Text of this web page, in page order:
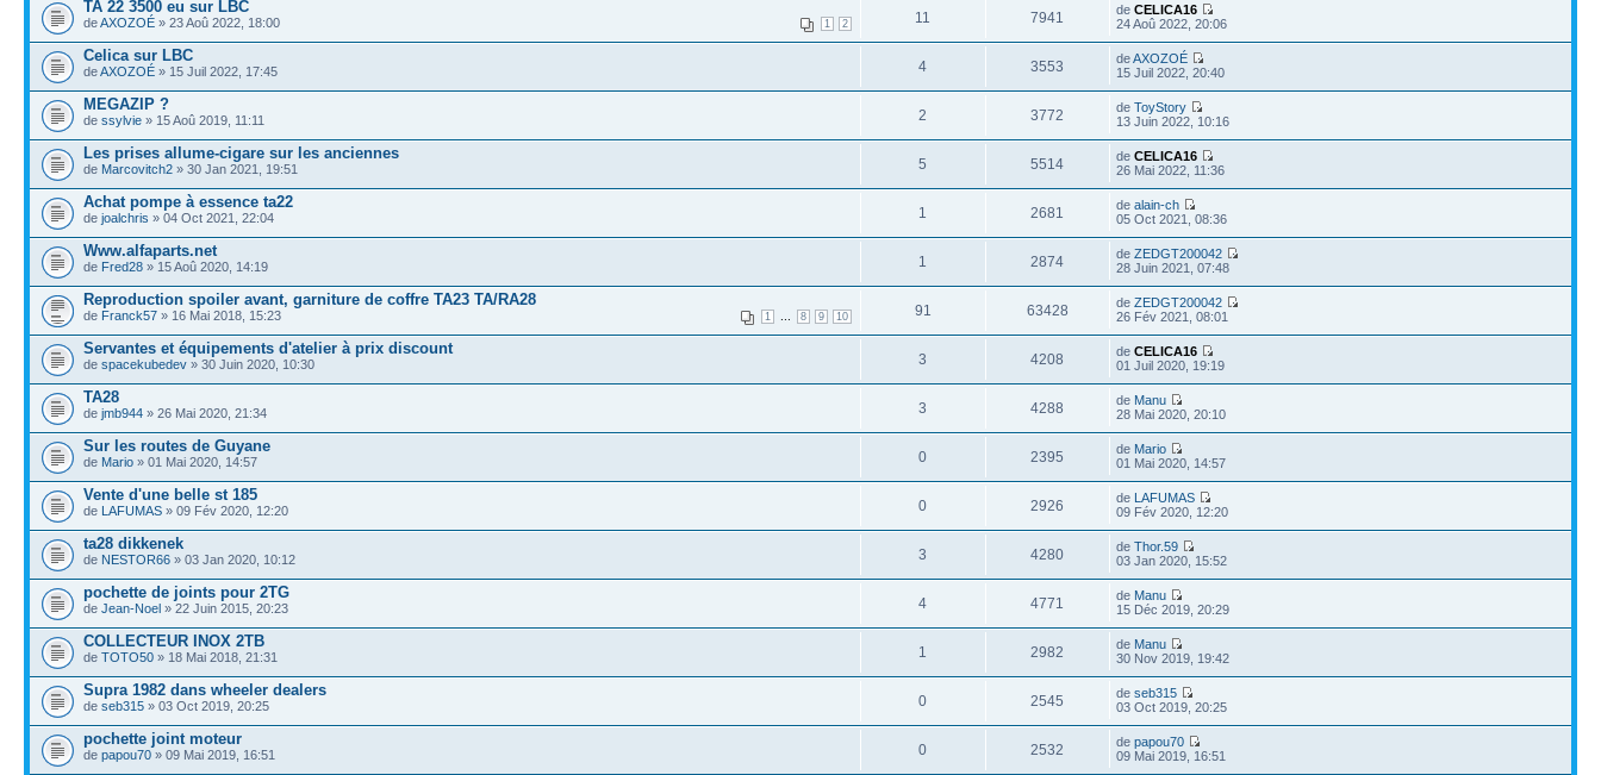
TA 22 3500 eu sur LBC
1 2
deAXOZOÉ » 23 Aoû 2022, 18:00 11 7941 deCELICA16
24 Aoû 2022, 20:06
Celica sur LBC
deAXOZOÉ » 15 Juil 2022, 17:45 4 3553 deAXOZOÉ
15 Juil 2022, 20:40
MEGAZIP ?
de ssylvie » 15 Aoû 2019, 11:11 2 3772 deToyStory
13 Juin 2022, 10:16
Les prises allume-cigare sur les anciennes
de Marcovitch2 » 30 Jan 2021, 19:51 5 5514 deCELICA16
26 Mai 2022, 11:36
Achat pompe à essence ta22
de joalchris » 04 Oct 2021, 22:04 1 2681 dealain-ch
05 Oct 2021, 08:36
Www.alfaparts.net
de Fred28 » 15 Aoû 2020, 14:19 1 2874 deZEDGT200042
28 Juin 2021, 07:48
Reproduction spoiler avant, garniture de coffre TA23 TA/RA28
1 8 9 10
de Franck57 » 16 Mai 2018, 15:23 91 63428 deZEDGT200042
26 Fév 2021, 08:01
Servantes et équipements d'atelier à prix discount
de spacekubedev » 30 Juin 2020, 10:30 3 4208 deCELICA16
01 Juil 2020, 19:19
TA28
de jmb944 » 26 Mai 2020, 21:34 3 4288 de Manu
28 Mai 2020, 20:10
Sur les routes de Guyane
de Mario » 01 Mai 2020, 14:57 0 2395 de Mario
01 Mai 2020, 14:57
Vente d'une belle st 185
de LAFUMAS » 09 Fév 2020, 12:20 0 2926 de LAFUMAS
09 Fév 2020, 12:20
ta28 dikkenek
de NESTOR66 » 03 Jan 2020, 10:12 3 4280 deThor.59
03 Jan 2020, 15:52
pochette de joints pour 2TG
de Jean-Noel » 22 Juin 2015, 20:23 4 4771 de Manu
15 Déc 2019, 20:29
COLLECTEUR INOX 2TB
de TOTO50 » 18 Mai 2018, 21:31 1 2982 de Manu
30 Nov 2019, 19:42
Supra 1982 dans wheeler dealers
de seb315 » 03 Oct 2019, 20:25 0 2545 deseb315
03 Oct 2019, 20:25
pochette joint moteur
de papou70 » 09 Mai 2019, 16:51 0 2532 depapou70
09 Mai 2019, 16:51